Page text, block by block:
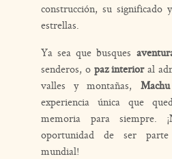
construcción, su significado
estrellas.
Ya sea que busques
senderos, o paz interioral
valles y montañas,
experiencia única que
memoria para siempre.
oportunidad de ser
mundial!